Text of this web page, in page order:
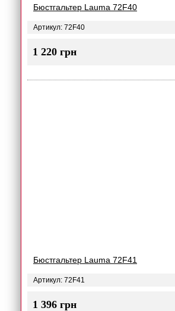
Бюстгальтер Lauma 72F40
Артикул: 72F40
1 220 грн
Бюстгальтер Lauma 72F41
Артикул: 72F41
1 396 грн